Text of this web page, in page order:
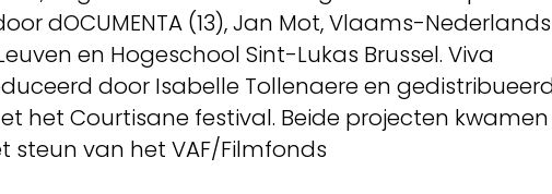
dOCUMENTA (13), Jan Mot, Vlaams-Nederlands
en Hogeschool Sint-Lukas Brussel. Viva
door Isabelle Tollenaere en
het Courtisane festival. Beide projecten kwamen
van het VAF/Filmfonds